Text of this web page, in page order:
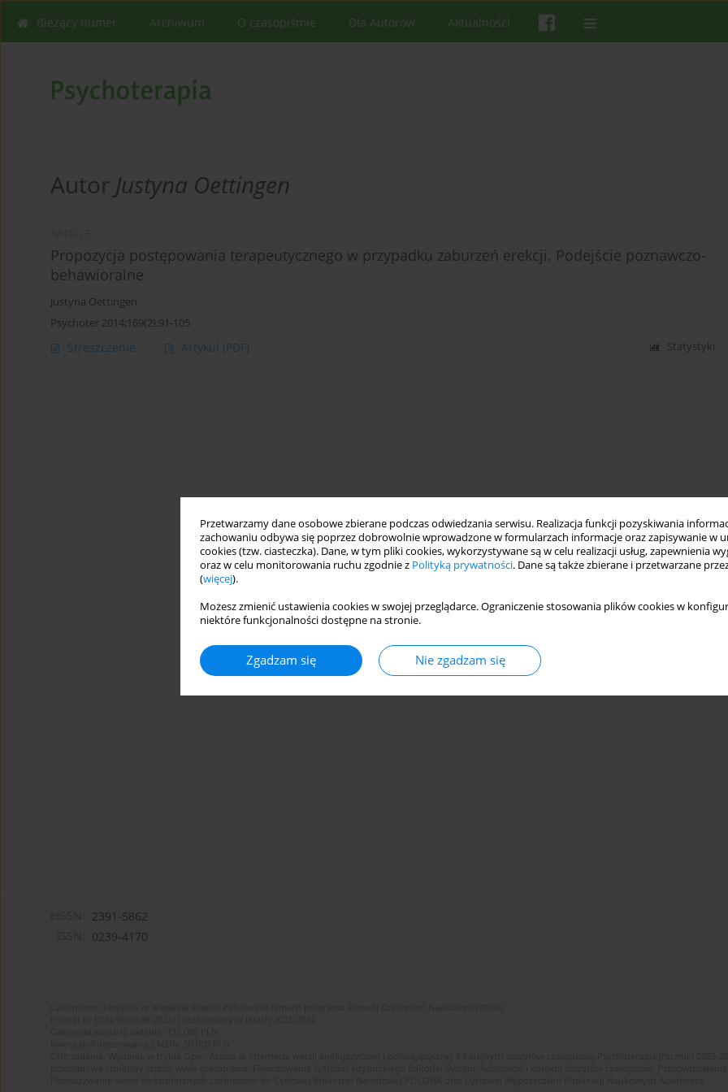
Przetwarzamy dane osobowe zbierane podczas odwiedzania serwisu. Realizacja funkcji pozyskiwania
zachowaniu odbywa się poprzez dobrowolnie wprowadzone w formularzach informacje oraz zapisywanie w
cookies (tzw. ciasteczka). Dane, w tym pliki cookies, wykorzystywane są w celu realizacji usług, zapewnienia
oraz w celu monitorowania ruchu zgodnie z Polityką prywatności. Dane są także zbierane i przetwarzane
(więcej).
Możesz zmienić ustawienia cookies w swojej przeglądarce. Ograniczenie stosowania plików cookies w
niektóre funkcjonalności dostępne na stronie.
Zgadzam się Nie zgadzam się
Bieżący numer Archiwum O czasopiśmie Dla Autorów Aktualności
Autor Justyna Oettingen
Propozycja postępowania terapeutycznego w przypadku zaburzeń erekcji. Podejście poznawczo-
behawioralne
Justyna Oettingen
Psychoter 2014;169(2):91-105
Streszczenie Artykuł (PDF) Statystyki
2391-5862
0239-4170